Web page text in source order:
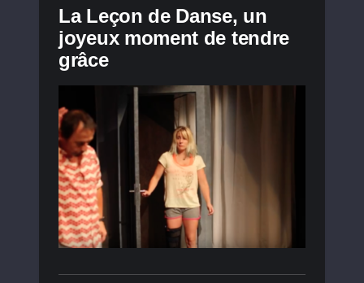
La Leçon de Danse, un
joyeux moment de tendre
grâce